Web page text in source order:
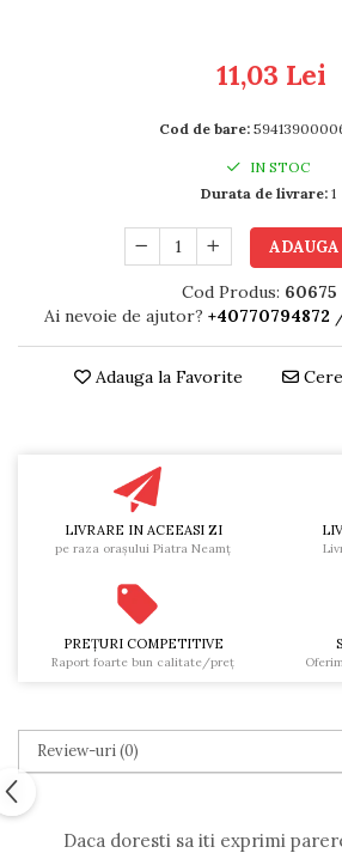
11,03 Lei
Cod de bare:
IN STOC
Durata de livrare:1
Cod Produs: 60675
Ai nevoie de ajutor? +40770794872
Adauga la Favorite
LIVRARE IN ACEEASI ZI
pe raza oraşului Piatra Neamţ
PREŢURI COMPETITIVE
Raport foarte bun calitate/preţ
Review-uri(0)
Daca doresti sa iti exprimi